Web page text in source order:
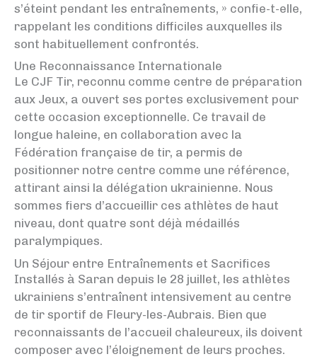
s’éteint pendant les entraînements, » confie-t-elle,
rappelant les conditions difficiles auxquelles ils
sont habituellement confrontés.
Une Reconnaissance Internationale
Le CJF Tir, reconnu comme centre de préparation
aux Jeux, a ouvert ses portes exclusivement pour
cette occasion exceptionnelle. Ce travail de
longue haleine, en collaboration avec la
Fédération française de tir, a permis de
positionner notre centre comme une référence,
attirant ainsi la délégation ukrainienne. Nous
sommes fiers d’accueillir ces athlètes de haut
niveau, dont quatre sont déjà médaillés
paralympiques.
Un Séjour entre Entraînements et Sacrifices
Installés à Saran depuis le 28 juillet, les athlètes
ukrainiens s’entraînent intensivement au centre
de tir sportif de Fleury-les-Aubrais. Bien que
reconnaissants de l’accueil chaleureux, ils doivent
composer avec l’éloignement de leurs proches.